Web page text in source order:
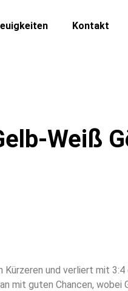
Kontakt
Weiß
und verliert mit 3:4
mit guten Chancen, wobei